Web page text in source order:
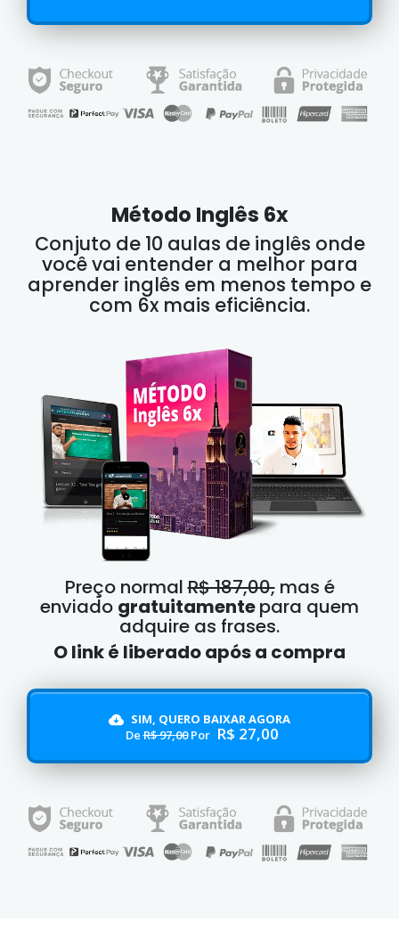
Método Inglês 6x
Conjuto de 10 aulas de inglês onde
você vai entender a melhor para
aprender inglês em menos tempo e
com 6x mais eficiência.
Preço normalR$ 187,00,mas é
enviado gratuitamentepara quem
adquire as frases.
O link é liberado após a compra
SIM, QUERO BAIXAR AGORA
DeR$ 97,00Por R$ 27,00